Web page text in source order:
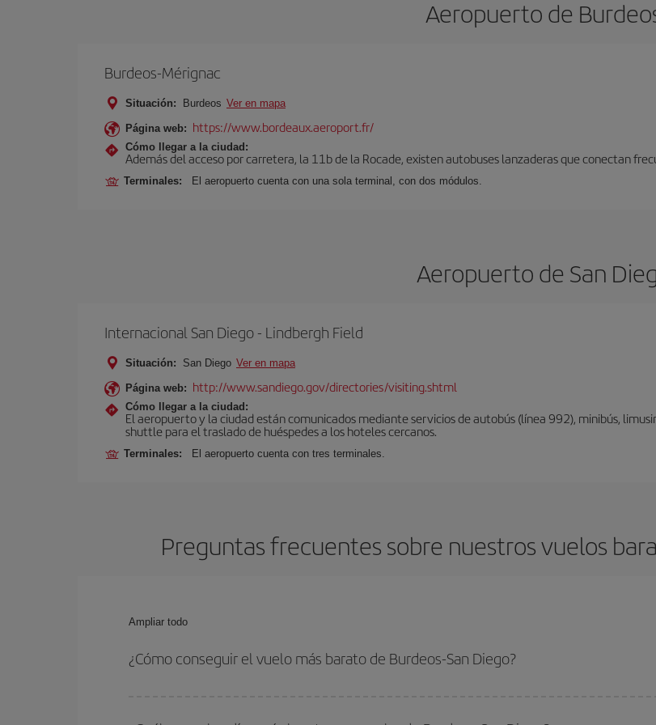
Aeropuerto de
Burdeos-Mérignac
Situación: Burdeos Ver en mapa
Página web: https://www.bordeaux.aeroport.fr/
Cómo llegar a la ciudad:
Además del acceso por carretera, la 11b de la Rocade, existen autobuses lanzaderas que conectan
Terminales: El aeropuerto cuenta con una sola terminal, con dos módulos.
Aeropuerto de San
Internacional San Diego - Lindbergh Field
Situación: San Diego Ver en mapa
Página web: http://www.sandiego.gov/directories/visiting.shtml
Cómo llegar a la ciudad:
El aeropuerto y la ciudad están comunicados mediante servicios de autobús (línea 992), minibús,
shuttle para el traslado de huéspedes a los hoteles cercanos.
Terminales: El aeropuerto cuenta con tres terminales.
Preguntas frecuentes sobre nuestros vuelos
Ampliar todo
¿Cómo conseguir el vuelo más barato de Burdeos-San Diego?
las fechas y horarios de ida y vuelta.